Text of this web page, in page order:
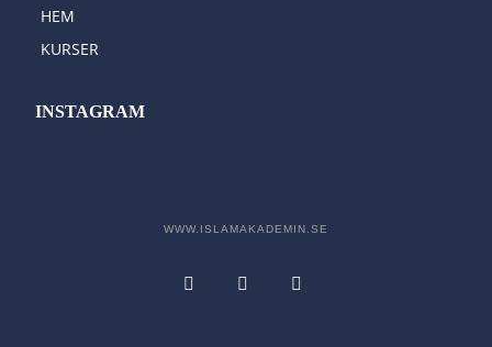
HEM
KURSER
INSTAGRAM
WWW.ISLAMAKADEMIN.SE